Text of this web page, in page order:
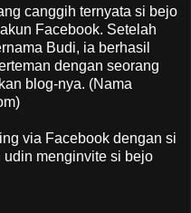
canggih ternyata si bejo
Facebook. Setelah
Budi, ia berhasil
dengan seorang
blog-nya. (Nama
via Facebook dengan si
menginvite si bejo